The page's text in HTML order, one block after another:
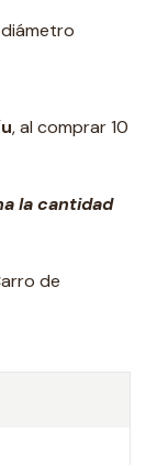
, al comprar 10
la cantidad
de